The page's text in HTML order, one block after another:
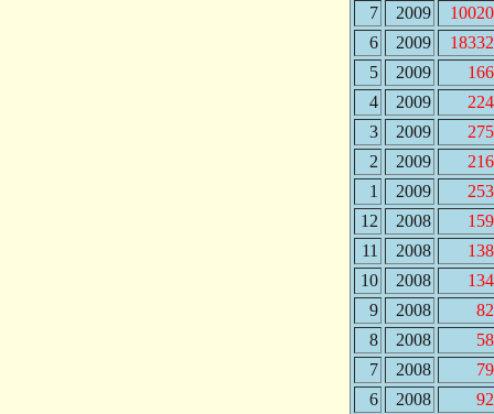
7
2009
10020
6
2009
18332
5
2009
166
4
2009
224
3
2009
275
2
2009
216
1
2009
253
12
2008
159
11
2008
138
10
2008
134
9
2008
82
8
2008
58
7
2008
79
6
2008
92